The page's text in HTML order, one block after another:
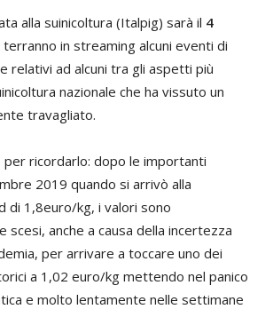
alla suinicoltura (Italpig) sarà il 4
terranno in streaming alcuni eventi di
relativi ad alcuni tra gli aspetti più
nazionale che ha vissuto un
travagliato.
per ricordarlo: dopo le importanti
2019 quando si arrivò alla
di 1,8euro/kg, i valori sono
scesi, anche a causa della incertezza
per arrivare a toccare uno dei
a 1,02 euro/kg mettendo nel panico
e molto lentamente nelle settimane